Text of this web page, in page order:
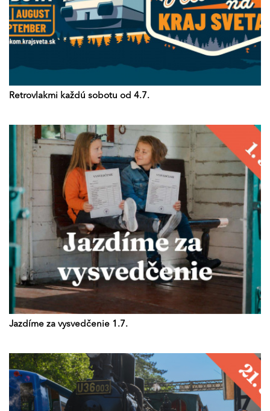
Retrovlakmi každú sobotu od 4.7.
Jazdíme za vysvedčenie 1.7.